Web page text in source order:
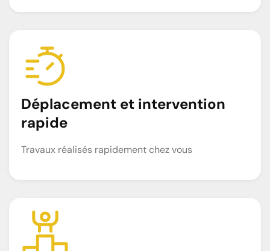
Déplacement et intervention
rapide
Travaux réalisés rapidement chez vous